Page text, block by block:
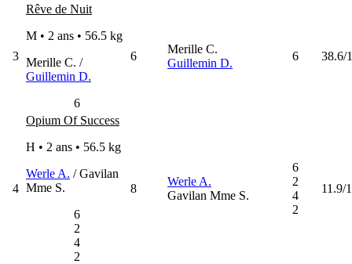
3
Rêve de Nuit
M • 2 ans • 56.5 kg
Merille C. /
Guillemin D.
6
6
Merille C.
Guillemin D.
6 38.6/1
4
Opium Of Success
H • 2 ans • 56.5 kg
Werle A. / Gavilan
Mme S.
6
2
4
2
8
Werle A.
Gavilan Mme S.
6
2
4
2
11.9/1